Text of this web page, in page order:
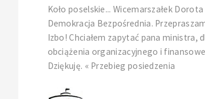
Koło poselskie... Wicemarszałek
Demokracja Bezpośrednia.
Izbo! Chciałem zapytać pana
obciążenia organizacyjnego i
Dziękuję. « Przebieg posiedzenia